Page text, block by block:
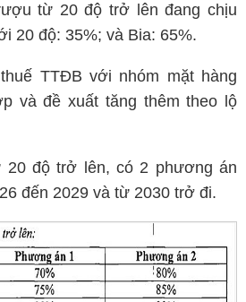
từ 20 độ trở lên đang chịu
20 độ: 35%; và Bia: 65%.
TTĐB với nhóm mặt hàng
và đề xuất tăng thêm theo lộ
độ trở lên, có 2 phương án
đến 2029 và từ 2030 trở đi.